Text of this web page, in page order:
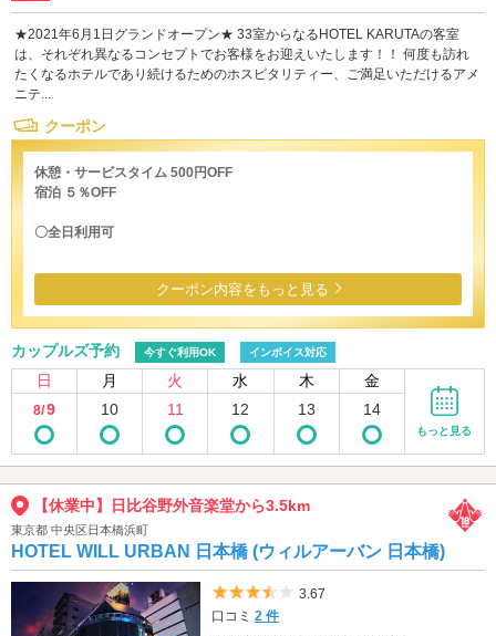
★2021年6月1日グランドオープン★ 33室からなるHOTEL KARUTAの客室
は、それぞれ異なるコンセプトでお客様をお迎えいたします！！ 何度も訪れ
たくなるホテルであり続けるためのホスピタリティー、ご満足いただけるアメ
ニテ...
クーポン
休憩・サービスタイム 500円OFF
宿泊 ５％OFF
〇全日利用可
クーポン内容をもっと見る
カップルズ予約 今すぐ利用OK インボイス対応
日 月 火 水 木 金
8/9 10 11 12 13 14
もっと見る
【休業中】日比谷野外音楽堂から3.5km
東京都 中央区日本橋浜町
HOTEL WILL URBAN 日本橋 (ウィルアーバン 日本橋)
5つ星のうち3.5
3.67
口コミ2 件